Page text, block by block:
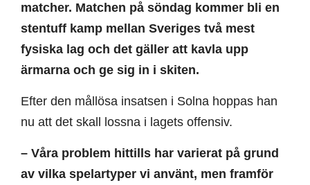
matcher. Matchen på söndag kommer bli en
stentuff kamp mellan Sveriges två mest
fysiska lag och det gäller att kavla upp
ärmarna och ge sig in i skiten.
Efter den mållösa insatsen i Solna hoppas han
nu att det skall lossna i lagets offensiv.
– Våra problem hittills har varierat på grund
av vilka spelartyper vi använt, men framför